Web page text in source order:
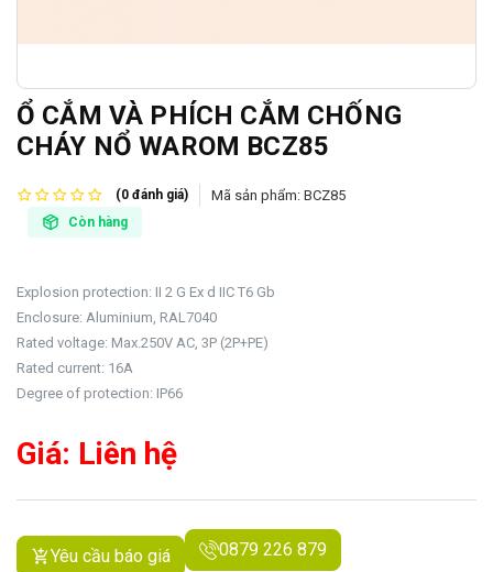
Ổ CẮM VÀ PHÍCH CẮM CHỐNG
CHÁY NỔ WAROM BCZ85
(0 đánh giá) Mã sản phẩm: BCZ85
Còn hàng
Explosion protection: II 2 G Ex d IIC T6 Gb
Enclosure: Aluminium, RAL7040
Rated voltage: Max.250V AC, 3P (2P+PE)
Rated current: 16A
Degree of protection: IP66
Giá: Liên hệ
Yêu cầu báo giá 0879 226 879